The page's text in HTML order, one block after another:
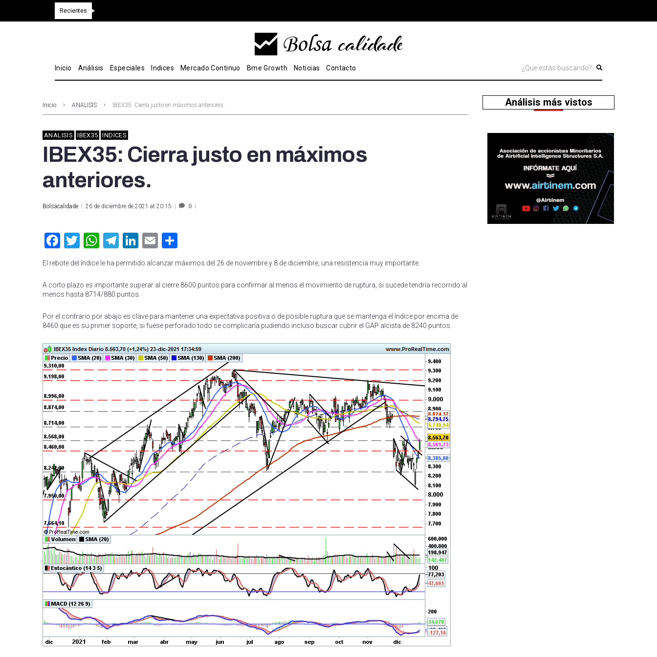
Recientes
Inicio Análisis Especiales Indices Mercado Continuo Bme Growth Noticias Contacto
Inicio ANALISIS IBEX35: Cierra justo en máximos anteriores.
ANALISIS IBEX35 INDICES
IBEX35: Cierra justo en máximos
anteriores.
Bolsacalidade 26 de diciembre de 2021 at 20:15 0
Facebook
Twitter
WhatsApp
Telegram
LinkedIn
Email
El rebote del índice le ha permitido alcanzar máximos del 26 de noviembre y 8 de diciembre, una resistencia muy importante.
A corto plazo es importante superar al cierre 8600 puntos para confirmar al menos el movimiento de ruptura, si sucede tendría recorrido al
menos hasta 8714/880 puntos.
Por el contrario por abajo es clave para mantener una expectativa positiva o de posible ruptura que se mantenga el índice por encima de
8460 que es su primer soporte, si fuese perforado todo se complicaría pudiendo incluso buscar cubrir el GAP alcista de 8240 puntos.
Análisis más vistos